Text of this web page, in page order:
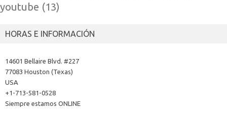
youtube (13)
HORAS E INFORMACIÓN
14601 Bellaire Blvd. #227
77083 Houston (Texas)
USA
+1-713-581-0528
Siempre estamos ONLINE